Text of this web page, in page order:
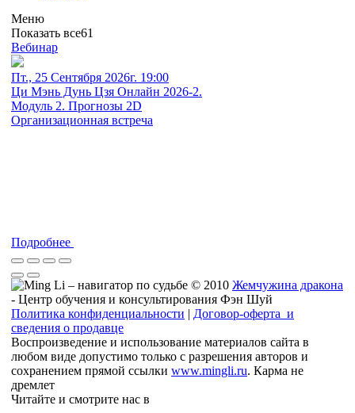
Меню
Показать все61
Вебинар
Пт., 25 Сентября 2026г. 19:00
Ци Мэнь Дунь Цзя Онлайн 2026-2.
Модуль 2. Прогнозы 2D
Организационная встреча
Подробнее
© 2010 Жемчужина дракона
- Центр обучения и консультирования Фэн Шуй
Политика конфиденциальности | Договор-оферта и
сведения о продавце
Воспроизведение и использование материалов сайта в
любом виде допустимо только с разрешения авторов и
сохранением прямой ссылки www.mingli.ru. Карма не
дремлет
Читайте и смотрите нас в